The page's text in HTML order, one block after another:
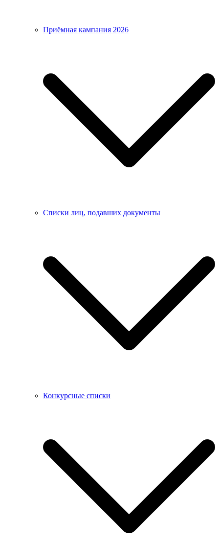
Приёмная кампания 2026
Списки лиц, подавших документы
Конкурсные списки